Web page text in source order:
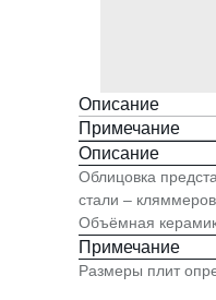
Описание
Примечание
Описание
Облицовка
стали – кляммеров.
Объёмная
Примечание
Размеры плит